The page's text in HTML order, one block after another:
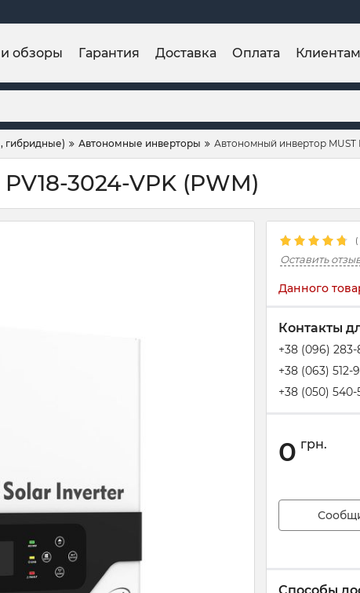
и обзоры Гарантия Доставка Оплата Клиентам
гибридные) Автономные инверторы Автономный инвертор MUST
3024-VPK (PWM)
(
Оставить
Данного
Контакты
+38 (096)
+38 (063) 512-
+38 (050) 540-
0 грн.